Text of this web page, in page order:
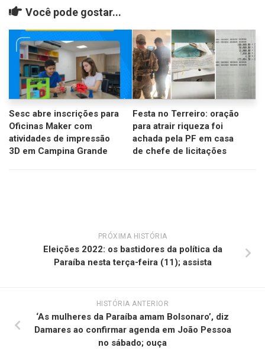
Você pode gostar...
Sesc abre inscrições para
Oficinas Maker com
atividades de impressão
3D em Campina Grande
Festa no Terreiro: oração
para atrair riqueza foi
achada pela PF em casa
de chefe de licitações
PRÓXIMA HISTÓRIA
Eleições 2022: os bastidores da política da
Paraíba nesta terça-feira (11); assista
HISTÓRIA ANTERIOR
‘As mulheres da Paraíba amam Bolsonaro’, diz
Damares ao confirmar agenda em João Pessoa
no sábado; ouça